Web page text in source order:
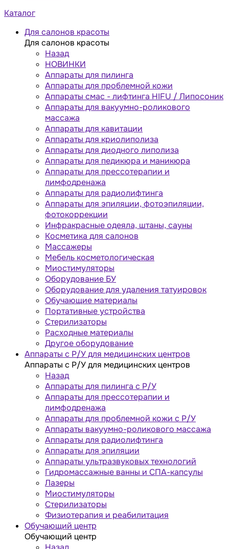
Каталог
Для салонов красоты
Для салонов красоты
Назад
НОВИНКИ
Аппараты для пилинга
Аппараты для проблемной кожи
Аппараты cмас - лифтинга HIFU / Липосоник
Аппараты для вакуумно-роликового
массажа
Аппараты для кавитации
Аппараты для криолиполиза
Аппараты для диодного липолиза
Аппараты для педикюра и маникюра
Аппараты для прессотерапии и
лимфодренажа
Аппараты для радиолифтинга
Аппараты для эпиляции, фотоэпиляции,
фотокоррекции
Инфракрасные одеяла, штаны, сауны
Косметика для салонов
Массажеры
Мебель косметологическая
Миостимуляторы
Оборудование БУ
Оборудование для удаления татуировок
Обучающие материалы
Портативные устройства
Стерилизаторы
Расходные материалы
Другое оборудование
Аппараты с Р/У для медицинских центров
Аппараты с Р/У для медицинских центров
Назад
Аппараты для пилинга с Р/У
Аппараты для прессотерапии и
лимфодренажа
Аппараты для проблемной кожи с Р/У
Аппараты вакуумно-роликового массажа
Аппараты для радиолифтинга
Аппараты для эпиляции
Аппараты ультразвуковых технологий
Гидромассажные ванны и СПА-капсулы
Лазеры
Миостимуляторы
Стерилизаторы
Физиотерапия и реабилитация
Обучающий центр
Обучающий центр